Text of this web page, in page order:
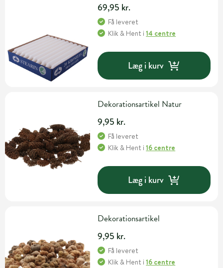
69,95 kr.
Få leveret
Klik & Hent i14 centre
Læg i kurv
Dekorationsartikel Natur
9,95 kr.
Få leveret
Klik & Hent i16 centre
Læg i kurv
Dekorationsartikel
9,95 kr.
Få leveret
Klik & Hent i16 centre